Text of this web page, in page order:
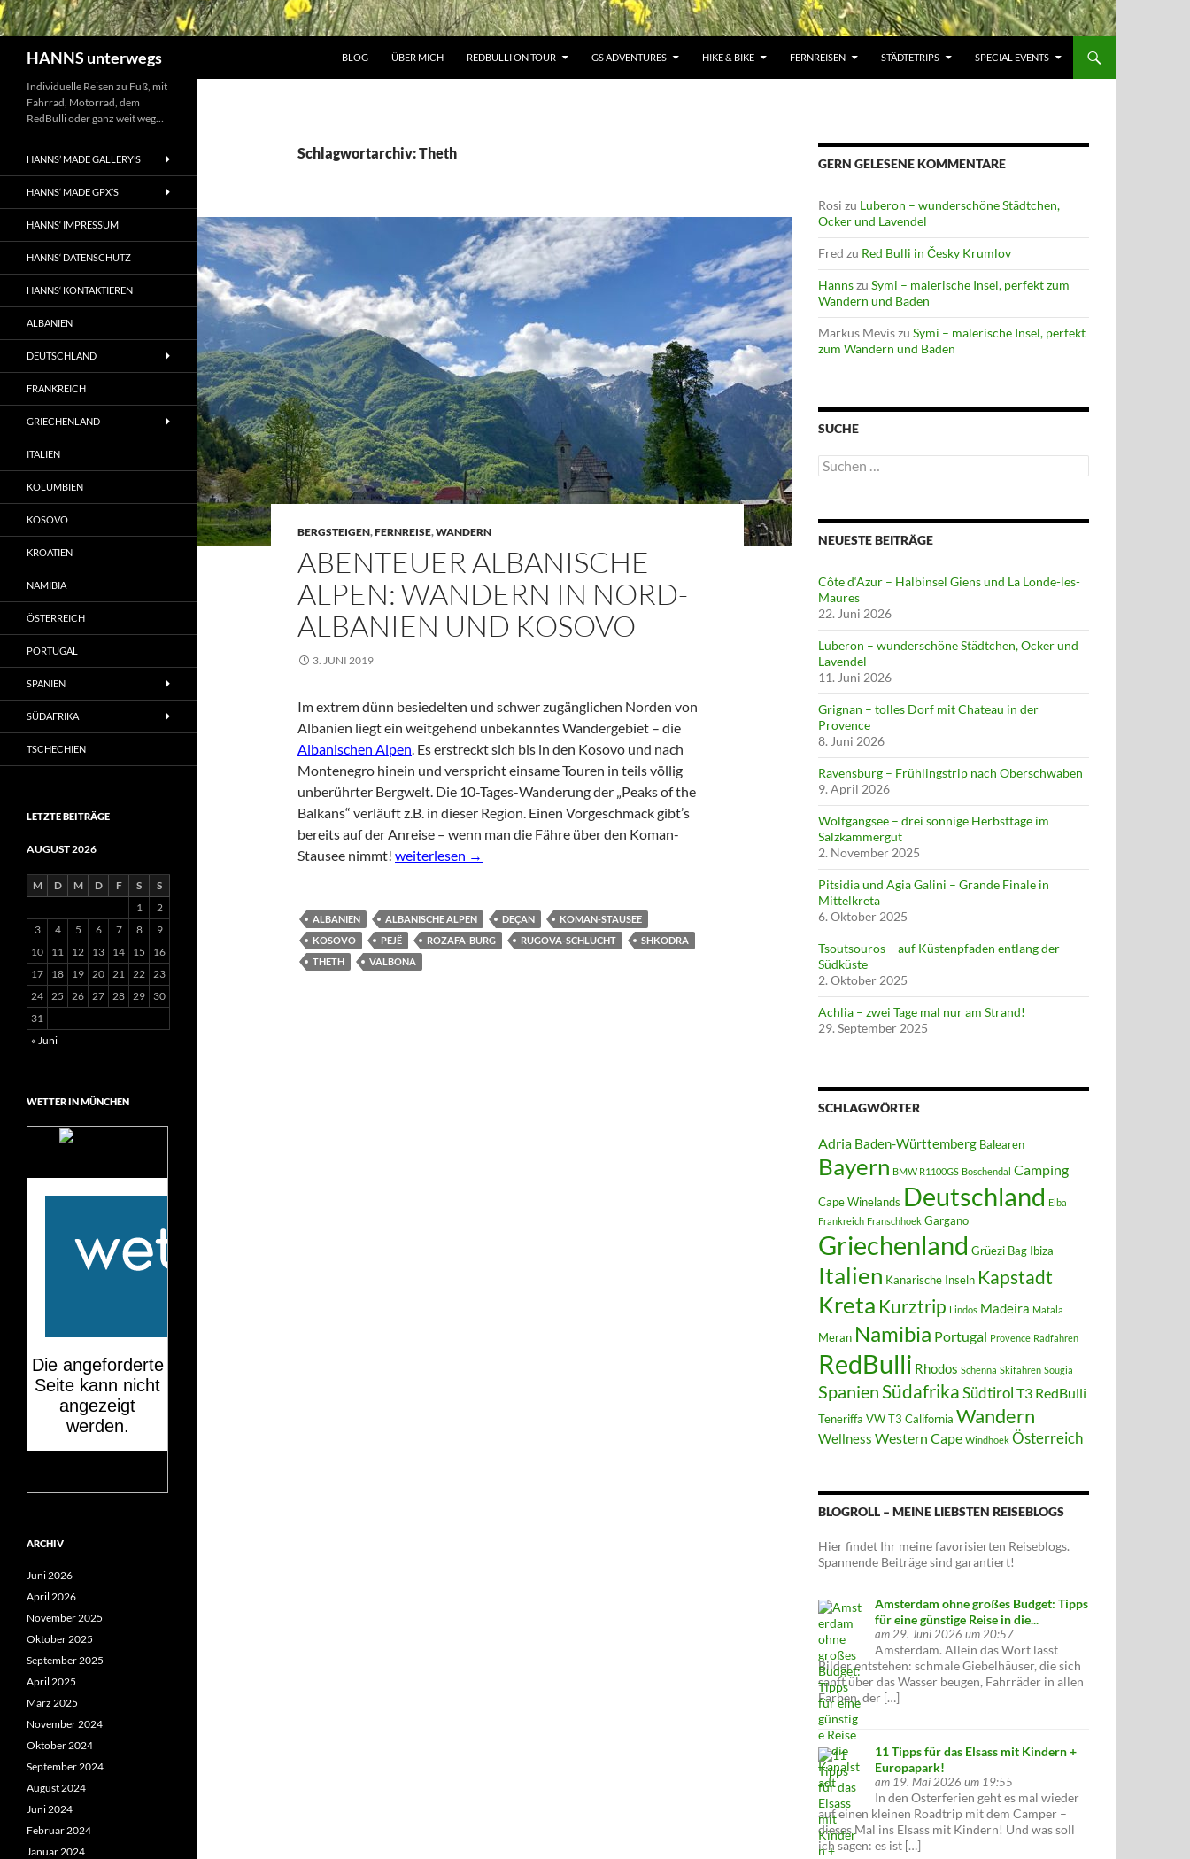
HANNS unterwegs BLOG ÜBER MICH REDBULLI ON TOUR GS ADVENTURES HIKE & BIKE FERNREISEN STÄDTETRIPS SPECIAL EVENTS
Schlagwortarchiv: Theth
BERGSTEIGEN,FERNREISE,WANDERN
ABENTEUER ALBANISCHE
ALPEN: WANDERN IN NORD-
ALBANIEN UND KOSOVO
3. JUNI 2019
Im extrem dünn besiedelten und schwer zugänglichen Norden von
Albanien liegt ein weitgehend unbekanntes Wandergebiet – die
Albanischen Alpen. Es erstreckt sich bis in den Kosovo und nach
Montenegro hinein und verspricht einsame Touren in teils völlig
unberührter Bergwelt. Die 10-Tages-Wanderung der „Peaks of the
Balkans“ verläuft z.B. in dieser Region. Einen Vorgeschmack gibt’s
bereits auf der Anreise – wenn man die Fähre über den Koman-
Stausee nimmt! Abenteuer Albanische Alpen: Wandern in Nord-Albanien und Kosovo
weiterlesen →
ALBANIEN ALBANISCHE ALPEN DEÇAN
KOMAN-STAUSEE
KOSOVO
PEJË ROZAFA-BURG RUGOVA-SCHLUCHT
SHKODRA
THETH
VALBONA
GERN GELESENE KOMMENTARE
Rosi zu Luberon – wunderschöne Städtchen,
Ocker und Lavendel
Fred zu Red Bulli in Česky Krumlov
Hannszu Symi – malerische Insel, perfekt zum
Wandern und Baden
Markus Meviszu Symi – malerische Insel, perfekt
zum Wandern und Baden
SUCHE
Suchen
nach:
NEUESTE BEITRÄGE
Côte d‘Azur – Halbinsel Giens und La Londe-les-
Maures
22. Juni 2026
Luberon – wunderschöne Städtchen, Ocker und
Lavendel
11. Juni 2026
Grignan – tolles Dorf mit Chateau in der
Provence
8. Juni 2026
Ravensburg – Frühlingstrip nach Oberschwaben
9. April 2026
Wolfgangsee – drei sonnige Herbsttage im
Salzkammergut
2. November 2025
Pitsidia und Agia Galini – Grande Finale in
Mittelkreta
6. Oktober 2025
Tsoutsouros – auf Küstenpfaden entlang der
Südküste
2. Oktober 2025
Achlia – zwei Tage mal nur am Strand!
29. September 2025
SCHLAGWÖRTER
Adria Baden-Württemberg Balearen
Bayern BMW R1100GS Boschendal Camping
Cape Winelands Deutschland Elba
Frankreich Franschhoek Gargano
Griechenland Grüezi Bag Ibiza
Italien Kanarische Inseln Kapstadt
Kreta Kurztrip Lindos Madeira Matala
Meran Namibia Portugal Provence Radfahren
RedBulli Rhodos Schenna Skifahren Sougia
SpanienSüdafrikaSüdtirol T3 RedBulli
Teneriffa VW T3 California Wandern
Wellness Western Cape Windhoek Österreich
BLOGROLL – MEINE LIEBSTEN REISEBLOGS
Hier findet Ihr meine favorisierten Reiseblogs.
Spannende Beiträge sind garantiert!
Amsterdam ohne großes Budget: Tipps
für eine günstige Reise in die...
am 29. Juni 2026 um 20:57
Amsterdam. Allein das Wort lässt
Bilder entstehen: schmale Giebelhäuser, die sich
sanft über das Wasser beugen, Fahrräder in allen
Farben, der […]
11 Tipps für das Elsass mit Kindern +
Europapark!
am 19. Mai 2026 um 19:55
In den Osterferien geht es mal wieder
auf einen kleinen Roadtrip mit dem Camper –
dieses Mal ins Elsass mit Kindern! Und was soll
ich sagen: es ist […]
Individuelle Reisen zu Fuß, mit
Fahrrad, Motorrad, dem
RedBulli oder ganz weit weg…
HANNS’ MADE GALLERY’S
HANNS‘ MADE GPX’S
HANNS‘ IMPRESSUM
HANNS‘ DATENSCHUTZ
HANNS‘ KONTAKTIEREN
ALBANIEN
DEUTSCHLAND
FRANKREICH
GRIECHENLAND
ITALIEN
KOLUMBIEN
KOSOVO
KROATIEN
NAMIBIA
ÖSTERREICH
PORTUGAL
SPANIEN
SÜDAFRIKA
TSCHECHIEN
LETZTE BEITRÄGE
AUGUST 2026
M D M D F S
S
1
2
3
4 5 6 7 8
9
10
11 12 13 14 15
16
17
18 19 20 21 22 23
24 25 26 27 28 29
30
31
« Juni
WETTER IN MÜNCHEN
ARCHIV
Juni 2026
April 2026
November 2025
Oktober 2025
September 2025
April 2025
März 2025
November 2024
Oktober 2024
September 2024
August 2024
Juni 2024
Februar 2024
Januar 2024